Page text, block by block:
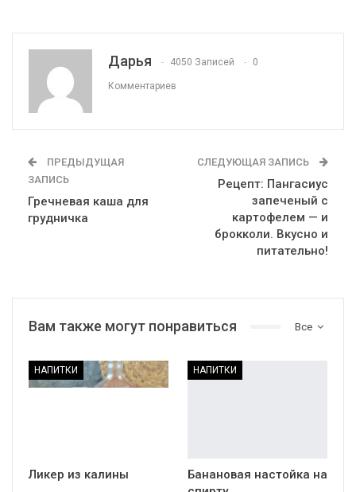
Дарья 4050 Записей 0
Комментариев
ПРЕДЫДУЩАЯ
ЗАПИСЬ
Гречневая каша для
грудничка
СЛЕДУЮЩАЯ ЗАПИСЬ
Рецепт: Пангасиус
запеченый с
картофелем — и
брокколи. Вкусно и
питательно!
Все
Вам также могут понравиться
НАПИТКИ
Ликер из калины
НАПИТКИ
Банановая настойка на